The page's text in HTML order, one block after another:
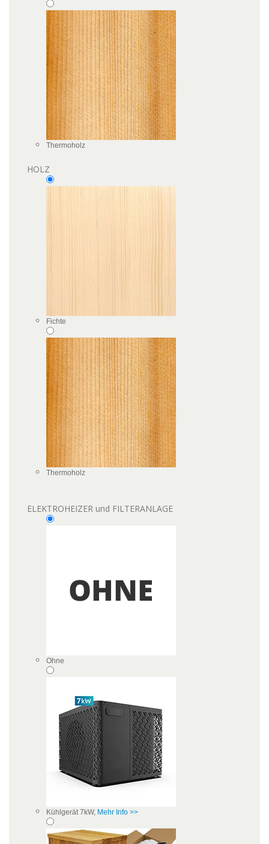
Thermoholz
HOLZ
Fichte
Thermoholz
ELEKTROHEIZER und FILTERANLAGE
Ohne
Kühlgerät 7kW, Mehr Info >>